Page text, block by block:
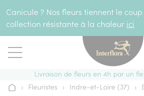
Canicule ? Nos fleurs tiennent le
collection résistante à la chaleur ici
Livraison de fleurs en 4h par un
Accueil
› Fleuristes › Indre-et-Loire (37) ›